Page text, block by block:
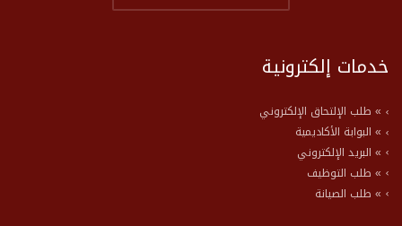
خدمات إلكترونية
» طلب الإلتحاق الإلكتروني
» البوابة الأكاديمية
» البريد الإلكتروني
» طلب التوظيف
» طلب الصيانة